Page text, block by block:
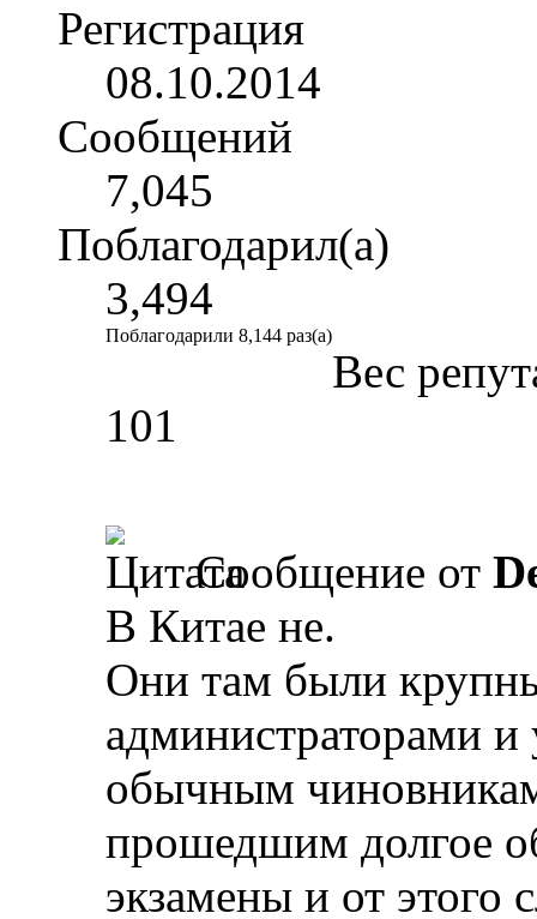
Регистрация
08.10.2014
Сообщений
7,045
Поблагодарил(а)
3,494
Поблагодарили 8,144 раз(а)
Вес
101
Сообщение от
В Китае не.
Они там были
администраторами
обычным
прошедшим долгое
экзамены и от